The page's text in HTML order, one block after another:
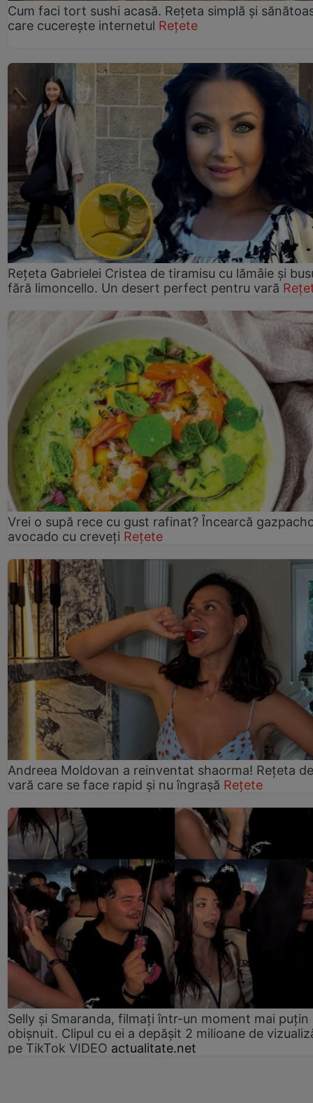
Cum faci tort sushi acasă. Rețeta simplă și
care cucerește internetul Rețete
Rețeta Gabrielei Cristea de tiramisu cu lămâie și
fără limoncello. Un desert perfect pentru vară
Vrei o supă rece cu gust rafinat? Încearcă
avocado cu creveți Rețete
Andreea Moldovan a reinventat shaorma! Rețeta de
vară care se face rapid și nu îngrașă Rețete
Selly și Smaranda, filmați într-un moment mai puțin
obișnuit. Clipul cu ei a depășit 2 milioane de
pe TikTok VIDEO actualitate.net